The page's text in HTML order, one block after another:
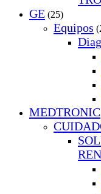
GE (25)
Equipos
MEDTRONIC